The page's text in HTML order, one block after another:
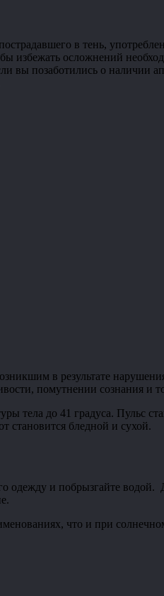
в тень,
избежать осложнений
вы позаботились о наличии
в результате
помутнении сознания и
тела до 41 градуса. Пульс
становится бледной и сухой.
одежду и побрызгайте
что и при